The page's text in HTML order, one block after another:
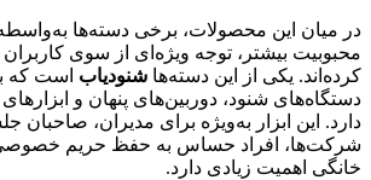
در میان این محصولات، برخی دسته‌ها به‌واسطه
محبوبیت بیشتر، توجه ویژه‌ای از سوی
کرده‌اند. یکی از این دسته‌ها شنودیاب است که
دستگاه‌های شنود، دوربین‌های پنهان و
دارد. این ابزار به‌ویژه برای مدیران، صاحبان
شرکت‌ها، افراد حساس به حفظ حریم
خانگی اهمیت زیادی دارد.